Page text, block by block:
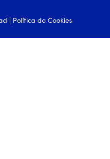
| Política de Cookies